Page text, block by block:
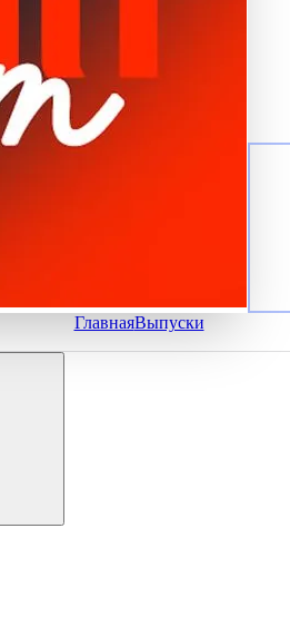
ГлавнаяВыпуски